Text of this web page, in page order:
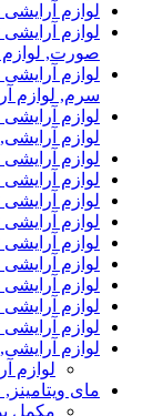
لوازم
لوازم
صورت, لوازم
لوازم
سرم, لوازم
لوازم
لوازم
لوازم
لوازم
لوازم
لوازم
لوازم
لوازم
لوازم
لوازم
لوازم
لوازم
لوازم
مای
مکمل